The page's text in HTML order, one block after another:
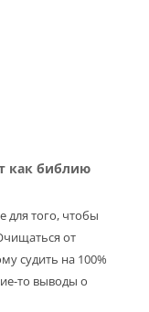
как библию
для того, чтобы
от
судить на 100%
то выводы о